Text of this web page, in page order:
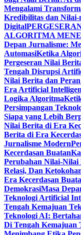
Mengalami
Kredibilitas dan
Digital
ALGORITMA
Depan Jurnalisme:
AutomasiKetika
Pergeseran Nilai
Tengah Disrupsi
Nilai Berita dan
Era Artificial
Logika Algoritma
Persimpangan
Siapa yang Lebih
Nilai Berita di Era
Berita di Era
Jurnalisme Modern
Kecerdasan Buatan
Perubahan Nilai-Nilai
Relasi, Dan
Era Kecerdasan
DemokrasiMasa
Teknologi Artificial
Tengah Kemajuan
Teknologi AI:
Di Tengah Kemajuan